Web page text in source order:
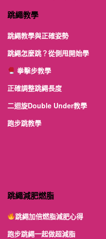
跳繩教學
跳繩教學與正確姿勢
跳繩怎麼跳？從側甩開始學
拳擊步教學
正確調整跳繩長度
二迴旋Double Under教學
跑步跳教學
跳繩減肥燃脂
跳繩加倍燃脂減肥心得
跑步跳繩一起做超減脂